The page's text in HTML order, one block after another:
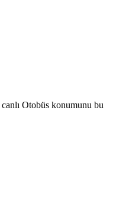
Otobüs konumunu bu